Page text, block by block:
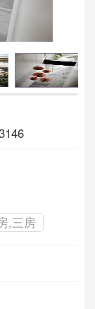
,三房